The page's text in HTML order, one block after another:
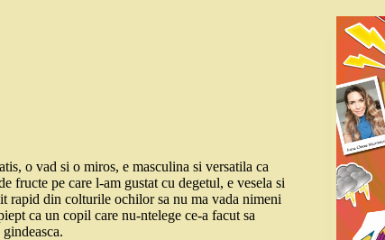
o vad si o miros, e masculina si versatila ca
fructe pe care l-am gustat cu degetul, e vesela si
rapid din colturile ochilor sa nu ma vada nimeni
ca un copil care nu-ntelege ce-a facut sa